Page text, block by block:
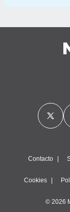
Contacto
Cookies
© 2026